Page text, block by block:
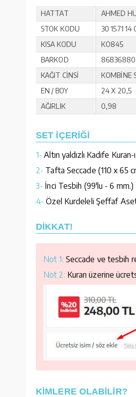
HATTAT
AHMED
STOK KODU
30 1571
KISA KODU
KO845
BARKOD
KAĞIT CİNSİ
KOMBİNE
EN / BOY
24 X 20,5
AĞIRLIK
0,98
SET İÇERİĞİ
1- Altın yaldızlı Kadife
2- Tafta Seccade (110 x 65
3- İnci Tesbih (99'lu - 6 mm.)
4- Özel Kurdeleli Şeffaf
DİKKAT!
Not 1: Seccade ve tesbih
Not 2: Kuran üzerine
KİMLERE OLABİLİR?